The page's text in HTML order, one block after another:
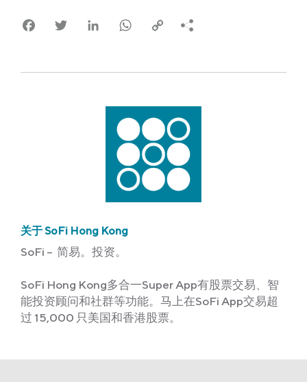
FacebookTwitter LinkedInWhatsApp
Copy
关于 SoFi Hong Kong
SoFi – 简易。投资。
SoFi Hong Kong多合一Super App有股票交易、智
能投资顾问和社群等功能。马上在SoFi App交易超
过 15,000 只美国和香港股票。